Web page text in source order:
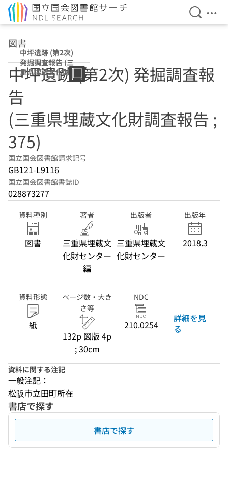
検索を
メ
図書
中坪遺跡 (第2次)
発掘調査報告 (三
重県埋蔵文化財調
査報告 ; 375)
中坪遺跡 (第2次) 発掘調査報
告
(三重県埋蔵文化財調査報告 ;
375)
国立国会図書館請求記号
GB121-L9116
国立国会図書館書誌ID
028873277
資料種別
図書
著者
三重県埋蔵文
化財センター
編
出版者
三重県埋蔵文
化財センター
出版年
2018.3
資料形態
紙
ページ数・大き
さ等
132p 図版 4p
; 30cm
NDC
210.0254
詳細を見
る
資料に関する注記
一般注記：
松阪市立田町所在
書店で探す
書店で探す